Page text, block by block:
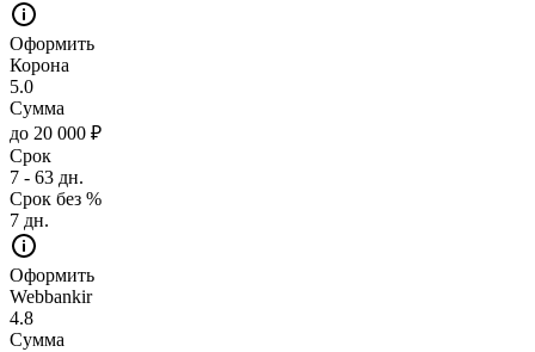
Оформить
Корона
5.0
Сумма
до 20 000 ₽
Срок
7 - 63 дн.
Срок без %
7 дн.
Оформить
Webbankir
4.8
Сумма